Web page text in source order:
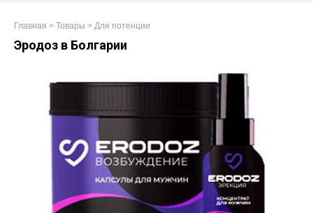
Главная > Товары > Для потенции
Эродоз в Болгарии